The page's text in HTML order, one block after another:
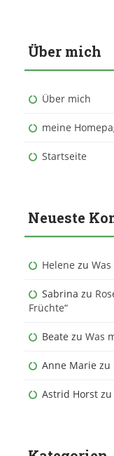
Über mich
Über mich
meine
Startseite
Neueste
Helene zu
Sabrina zu
Früchte“
Beate zu Was
Anne Marie zu
Astrid Horst zu